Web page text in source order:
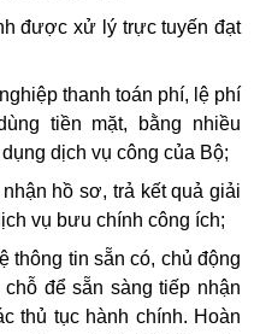
được xử lý trực tuyến đạt
thanh toán phí, lệ phí
tiền mặt, bằng nhiều
dịch vụ công của Bộ;
hồ sơ, trả kết quả giải
vụ bưu chính công ích;
thông tin sẵn có, chủ động
để sẵn sàng tiếp nhận
thủ tục hành chính. Hoàn